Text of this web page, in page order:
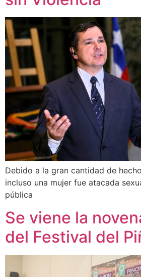
Debido a la gran cantidad de
incluso una mujer fue atacada
pública
Se viene la
del Festival del